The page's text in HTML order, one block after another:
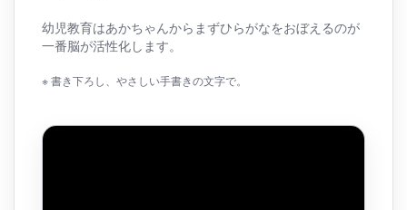
幼児教育はあかちゃんからまずひらがなをおぼえるのが
一番脳が活性化します。
※ 書き下ろし、やさしい手書きの文字で。